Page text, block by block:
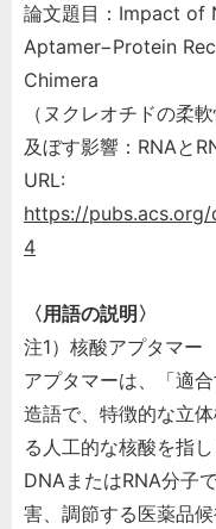
論文題目：Impact
Aptamer−Protein
Chimera
（ヌクレオチドの柔
及ぼす影響：RNAと
URL:
https://pubs.acs.org/
4
〈用語の説明〉
注1）核酸アプタマー
アプタマーは、「適
造語で、特徴的な立
る人工的な核酸を指
DNAまたはRNA分子
害、調節する医薬品